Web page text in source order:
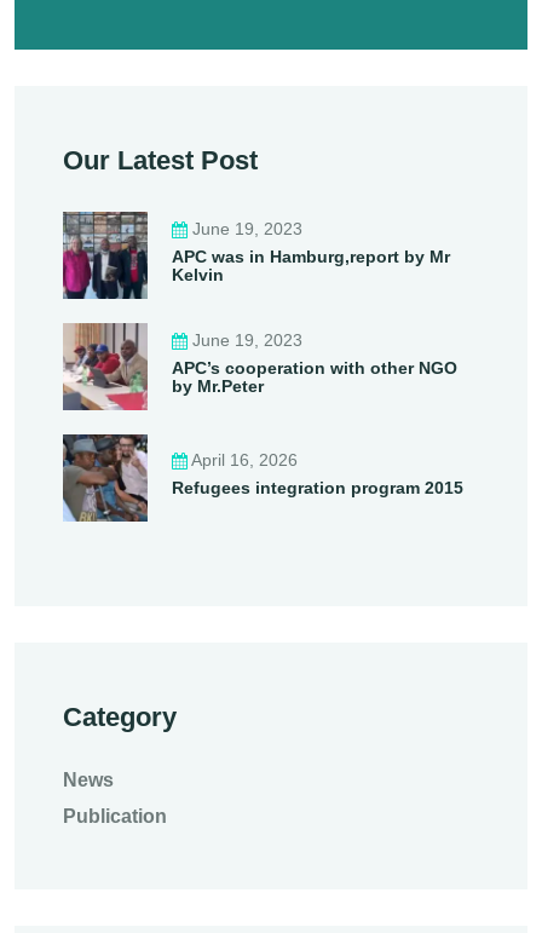
Our Latest Post
June 19, 2023
APC was in Hamburg,report by Mr
Kelvin
June 19, 2023
APC’s cooperation with other NGO
by Mr.Peter
April 16, 2026
Refugees integration program 2015
Category
News
Publication